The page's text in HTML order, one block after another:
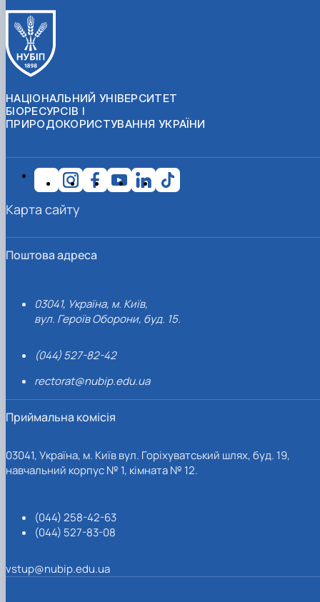
НАЦІОНАЛЬНИЙ УНІВЕРСИТЕТ
БІОРЕСУРСІВ І
ПРИРОДОКОРИСТУВАННЯ УКРАЇНИ
Поштова адреса
03041, Україна, м. Київ,
вул. Героїв Оборони, буд. 15.
(044) 527-82-42
rectorat@nubip.edu.ua
Приймальна комісія
03041, Україна, м. Київ вул. Горіхуватський шлях, буд. 19,
навчальний корпус № 1, кімната № 12.
(044) 258-42-63
(044) 527-83-08
vstup@nubip.edu.ua
Карта сайту